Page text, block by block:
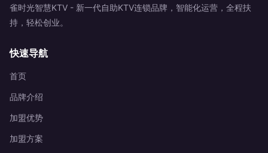
雀时光智慧KTV - 新一代自助KTV连锁品牌，智能化运营，全程扶
持，轻松创业。
快速导航
首页
品牌介绍
加盟优势
加盟方案